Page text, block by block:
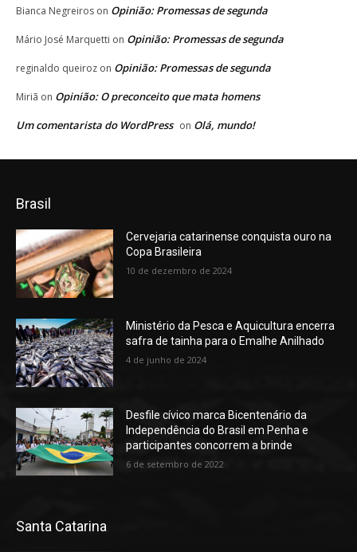
Bianca Negreiros on Opinião: Promessas de segunda
Mário José Marquetti on Opinião: Promessas de segunda
reginaldo queiroz on Opinião: Promessas de segunda
Miriã on Opinião: O preconceito que mata homens
Um comentarista do WordPress on Olá, mundo!
Brasil
Cervejaria catarinense conquista ouro na
Copa Brasileira
10 de dezembro de 2024
Ministério da Pesca e Aquicultura encerra
safra de tainha para o Emalhe Anilhado
4 de junho de 2024
Desfile cívico marca Bicentenário da
Independência do Brasil em Penha e
participantes concorrem a brinde
6 de setembro de 2022
Santa Catarina